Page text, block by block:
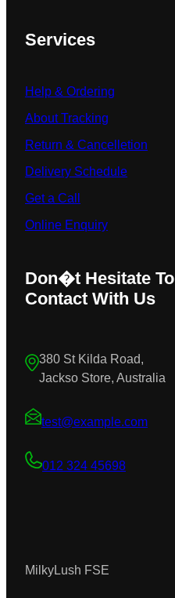
Services
Help & Ordering
About Tracking
Return & Cancelletion
Delivery Schedule
Get a Call
Online Enquiry
Don�t Hesitate To
Contact With Us
380 St Kilda Road,
Jackso Store, Australia
test@example.com
012 324 45698
MilkyLush FSE